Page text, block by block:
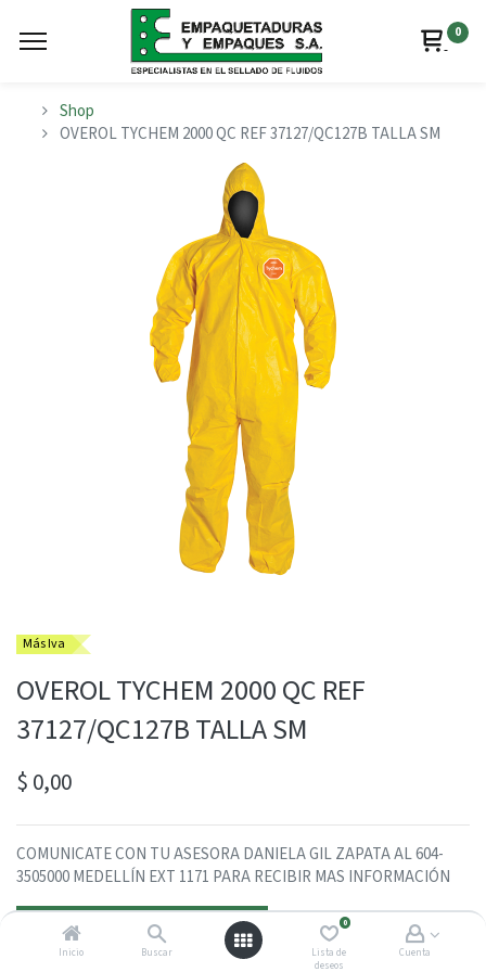
Inicio Buscar
0
Lista de
deseos
Cuenta
0
Shop
OVEROL TYCHEM 2000 QC REF 37127/QC127B TALLA SM
Más Iva
OVEROL TYCHEM 2000 QC REF
37127/QC127B TALLA SM
$ 0,00
COMUNICATE CON TU ASESORA DANIELA GIL ZAPATA AL 604-
3505000 MEDELLÍN EXT 1171 PARA RECIBIR MAS INFORMACIÓN
Contactarme con un asesor